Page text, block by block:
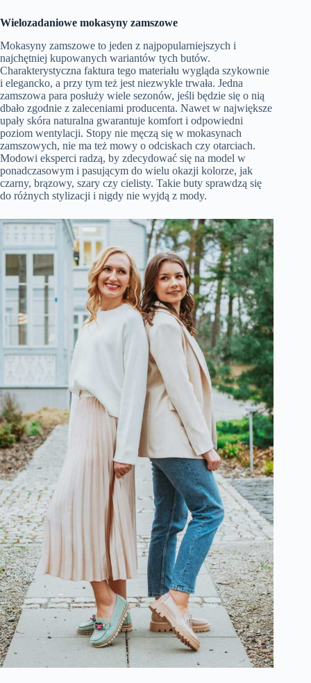
Wielozadaniowe mokasyny zamszowe
Mokasyny zamszowe to jeden z najpopularniejszych i
najchętniej kupowanych wariantów tych butów.
Charakterystyczna faktura tego materiału wygląda szykownie
i elegancko, a przy tym też jest niezwykle trwała. Jedna
zamszowa para posłuży wiele sezonów, jeśli będzie się o nią
dbało zgodnie z zaleceniami producenta. Nawet w największe
upały skóra naturalna gwarantuje komfort i odpowiedni
poziom wentylacji. Stopy nie męczą się w mokasynach
zamszowych, nie ma też mowy o odciskach czy otarciach.
Modowi eksperci radzą, by zdecydować się na model w
ponadczasowym i pasującym do wielu okazji kolorze, jak
czarny, brązowy, szary czy cielisty. Takie buty sprawdzą się
do różnych stylizacji i nigdy nie wyjdą z mody.